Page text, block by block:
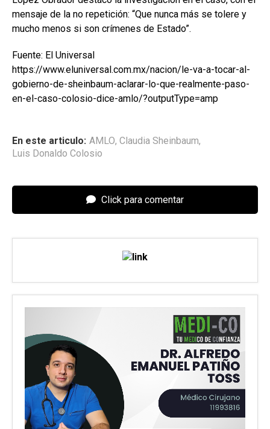
mensaje de la no repetición: “Que nunca más se tolere y
mucho menos si son crímenes de Estado”.
Fuente: El Universal
https://www.eluniversal.com.mx/nacion/le-va-a-tocar-al-
gobierno-de-sheinbaum-aclarar-lo-que-realmente-paso-
en-el-caso-colosio-dice-amlo/?outputType=amp
En este articulo: AMLO, Claudia Sheinbaum,
Luis Donaldo Colosio
Click para comentar